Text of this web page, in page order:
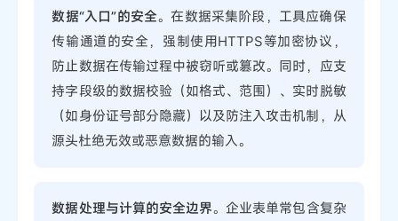
数据“入口”的安全。在数据采集阶段，工具应确保
传输通道的安全，强制使用HTTPS等加密协议，
防止数据在传输过程中被窃听或篡改。同时，应支
持字段级的数据校验（如格式、范围）、实时脱敏
（如身份证号部分隐藏）以及防注入攻击机制，从
源头杜绝无效或恶意数据的输入。
数据处理与计算的安全边界。企业表单常包含复杂